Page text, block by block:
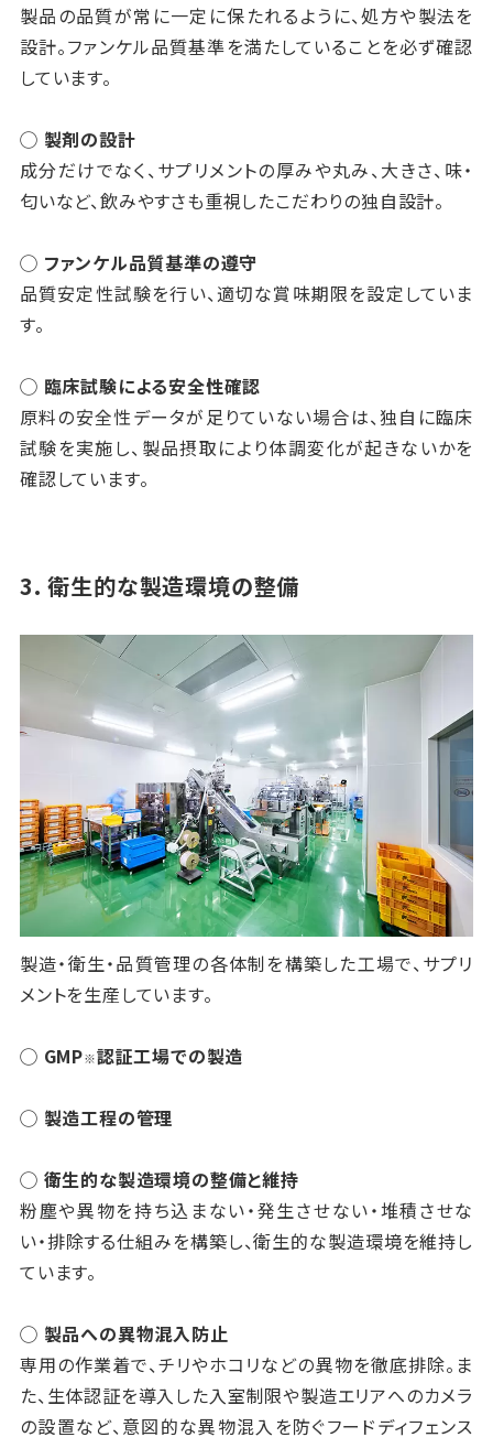
製品の品質が常に一定に保たれるように、処方や製法を
設計。ファンケル品質基準を満たしていることを必ず確認
しています。
◯ 製剤の設計
成分だけでなく、サプリメントの厚みや丸み、大きさ、味・
匂いなど、飲みやすさも重視したこだわりの独自設計。
◯ ファンケル品質基準の遵守
品質安定性試験を行い、適切な賞味期限を設定していま
す。
◯ 臨床試験による安全性確認
原料の安全性データが足りていない場合は、独自に臨床
試験を実施し、製品摂取により体調変化が起きないかを
確認しています。
3. 衛生的な製造環境の整備
製造・衛生・品質管理の各体制を構築した工場で、サプリ
メントを生産しています。
◯ GMP※認証工場での製造
◯ 製造工程の管理
◯ 衛生的な製造環境の整備と維持
粉塵や異物を持ち込まない・発生させない・堆積させな
い・排除する仕組みを構築し、衛生的な製造環境を維持し
ています。
◯ 製品への異物混入防止
専用の作業着で、チリやホコリなどの異物を徹底排除。ま
た、生体認証を導入した入室制限や製造エリアへのカメラ
の設置など、意図的な異物混入を防ぐフードディフェンス